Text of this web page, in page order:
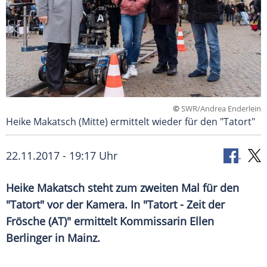
©SWR/Andrea Enderlein
Heike Makatsch (Mitte) ermittelt wieder für den "Tatort"
22.11.2017 - 19:17 Uhr
Heike Makatsch steht zum zweiten Mal für den
"Tatort" vor der Kamera. In "Tatort- Zeit der
Frösche (AT)" ermittelt Kommissarin Ellen
Berlingerin Mainz.